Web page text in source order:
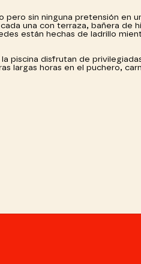
pero sin ninguna pretensión en
una con terraza, bañera de
están hechas de ladrillo
piscina disfrutan de
largas horas en el puchero,